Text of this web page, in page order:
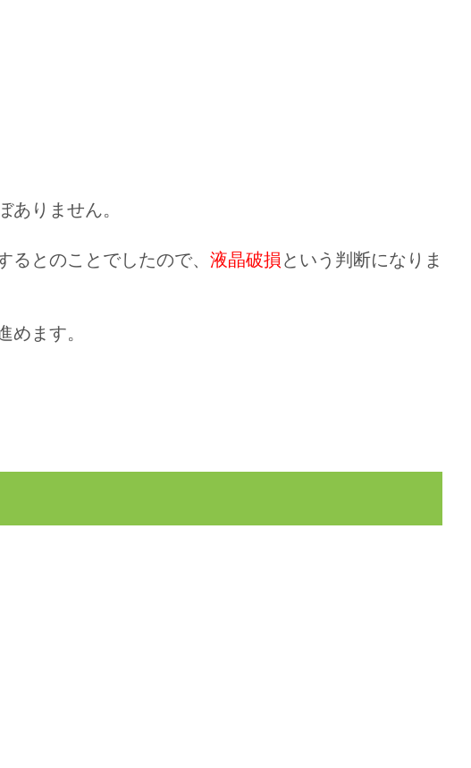
ありません。
とのことでしたので、 液晶破損 という判断になりま
めます。